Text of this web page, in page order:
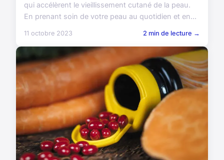
qui accélèrent le vieillissement cutané de la peau.
En prenant soin de votre peau au quotidien et en...
11 octobre 2023 2 min de lecture →